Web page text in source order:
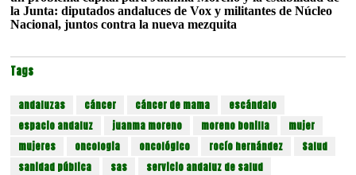
la Junta: diputados andaluces de Vox y militantes de Núcleo
Nacional, juntos contra la nueva mezquita
Tags
andaluzas cáncer cáncer de mama
escándalo
espacio andaluz
juanma moreno moreno bonilla
mujer
mujeres
oncologia oncológico rocío hernández
Salud
sanidad pública
sas servicio andaluz de salud